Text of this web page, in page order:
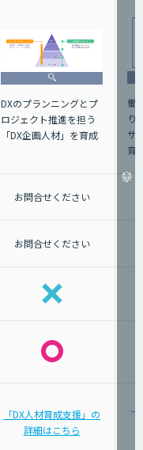
DXのプランニングとプ
ロジェクト推進を担う
「DX企画人材」を育成
働
り
サ
育
お問合せください
お問合せください
「DX人材育成支援」の
詳細はこちら